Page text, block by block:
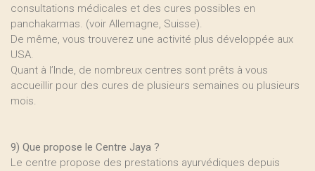
consultations médicales et des cures possibles en
panchakarmas. (voir Allemagne, Suisse).
De même, vous trouverez une activité plus développée aux
USA.
Quant à l’Inde, de nombreux centres sont prêts à vous
accueillir pour des cures de plusieurs semaines ou plusieurs
mois.
9) Que propose le Centre Jaya ?
Le centre propose des prestations ayurvédiques depuis